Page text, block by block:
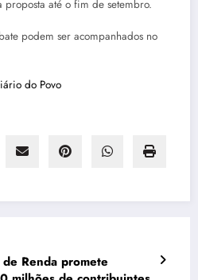
até o fim de setembro.
podem ser acompanhados no
do Povo
Renda promete